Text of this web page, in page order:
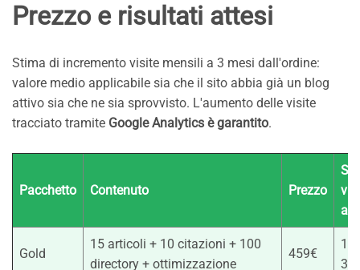
Prezzo e risultati attesi
Stima di incremento visite mensili a 3 mesi dall'ordine:
valore medio applicabile sia che il sito abbia già un blog
attivo sia che ne sia sprovvisto. L'aumento delle visite
tracciato tramite Google Analytics è garantito.
Pacchetto Contenuto Prezzo
a
Gold
15 articoli + 10 citazioni + 100
directory + ottimizzazione
459€